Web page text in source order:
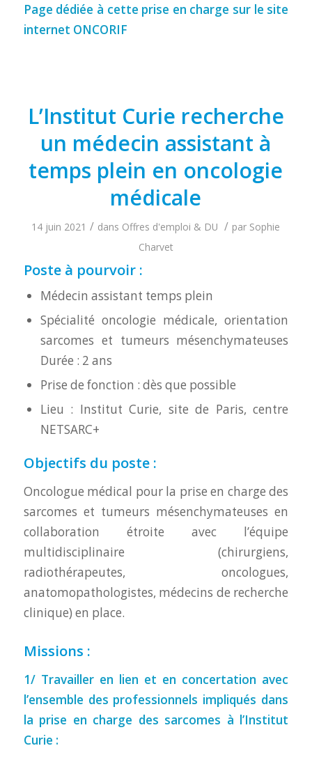
Page dédiée à cette prise en charge sur le site
internet ONCORIF
L’Institut Curie recherche
un médecin assistant à
temps plein en oncologie
médicale
14 juin 2021 / dans Offres d'emploi & DU / par Sophie
Charvet
Poste à pourvoir :
Médecin assistant temps plein
Spécialité oncologie médicale, orientation
sarcomes et tumeurs mésenchymateuses
Durée : 2 ans
Prise de fonction : dès que possible
Lieu : Institut Curie, site de Paris, centre
NETSARC+
Objectifs du poste :
Oncologue médical pour la prise en charge des
sarcomes et tumeurs mésenchymateuses en
collaboration étroite avec l’équipe
multidisciplinaire (chirurgiens,
radiothérapeutes, oncologues,
anatomopathologistes, médecins de recherche
clinique) en place.
Missions :
1/ Travailler en lien et en concertation avec
l’ensemble des professionnels impliqués dans
la prise en charge des sarcomes à l’Institut
Curie :